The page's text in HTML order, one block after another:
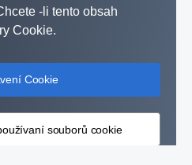
-li tento obsah
Cookie.
Cookie
souborů cookie